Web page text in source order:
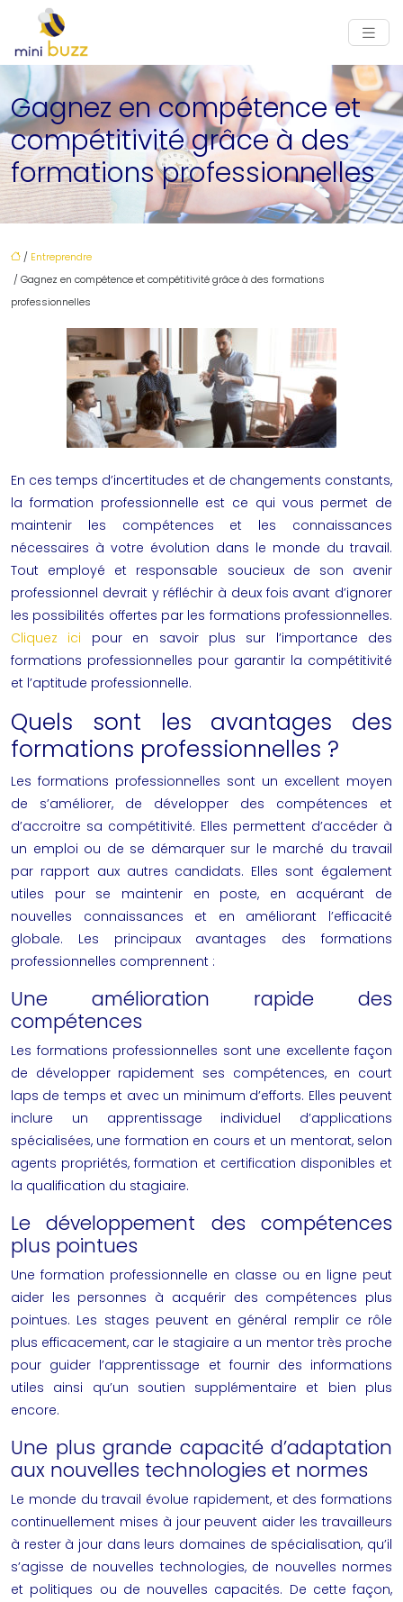
Gagnez en compétence et
compétitivité grâce à des
formations professionnelles
/ Entreprendre
/ Gagnez en compétence et compétitivité grâce à des formations
professionnelles
En ces temps d’incertitudes et de changements constants,
la formation professionnelle est ce qui vous permet de
maintenir les compétences et les connaissances
nécessaires à votre évolution dans le monde du travail.
Tout employé et responsable soucieux de son avenir
professionnel devrait y réfléchir à deux fois avant d’ignorer
les possibilités offertes par les formations professionnelles.
Cliquez ici pour en savoir plus sur l’importance des
formations professionnelles pour garantir la compétitivité
et l’aptitude professionnelle.
Quels sont les avantages des
formations professionnelles ?
Les formations professionnelles sont un excellent moyen
de s’améliorer, de développer des compétences et
d’accroitre sa compétitivité. Elles permettent d’accéder à
un emploi ou de se démarquer sur le marché du travail
par rapport aux autres candidats. Elles sont également
utiles pour se maintenir en poste, en acquérant de
nouvelles connaissances et en améliorant l’efficacité
globale. Les principaux avantages des formations
professionnelles comprennent :
Une amélioration rapide des
compétences
Les formations professionnelles sont une excellente façon
de développer rapidement ses compétences, en court
laps de temps et avec un minimum d’efforts. Elles peuvent
inclure un apprentissage individuel d’applications
spécialisées, une formation en cours et un mentorat, selon
agents propriétés, formation et certification disponibles et
la qualification du stagiaire.
Le développement des compétences
plus pointues
Une formation professionnelle en classe ou en ligne peut
aider les personnes à acquérir des compétences plus
pointues. Les stages peuvent en général remplir ce rôle
plus efficacement, car le stagiaire a un mentor très proche
pour guider l’apprentissage et fournir des informations
utiles ainsi qu’un soutien supplémentaire et bien plus
encore.
Une plus grande capacité d’adaptation
aux nouvelles technologies et normes
Le monde du travail évolue rapidement, et des formations
continuellement mises à jour peuvent aider les travailleurs
à rester à jour dans leurs domaines de spécialisation, qu’il
s’agisse de nouvelles technologies, de nouvelles normes
et politiques ou de nouvelles capacités. De cette façon,